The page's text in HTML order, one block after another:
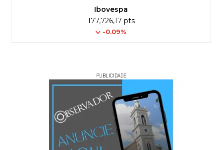
Ibovespa
177,726,17 pts
-0.09%
PUBLICIDADE